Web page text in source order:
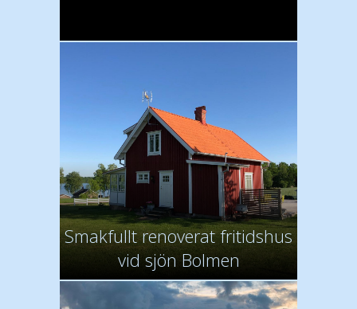
Smakfullt renoverat fritidshus
vid sjön Bolmen